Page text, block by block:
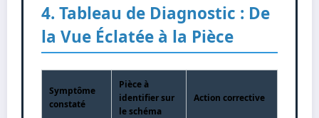
4. Tableau de Diagnostic : De
la Vue Éclatée à la Pièce
Symptôme
constaté
Pièce à
identifier sur
le schéma
Action corrective